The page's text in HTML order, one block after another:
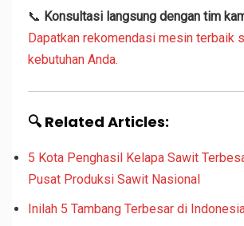
📞 Konsultasi langsung dengan tim
Dapatkan rekomendasi mesin terbaik
kebutuhan Anda.
🔍 Related Articles:
5 Kota Penghasil Kelapa Sawit
Pusat Produksi Sawit Nasional
Inilah 5 Tambang Terbesar di